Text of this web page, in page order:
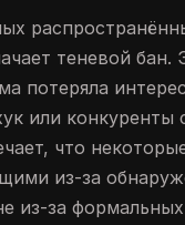
теневой
потеряла
или конкуренты
что
из-за
из-за